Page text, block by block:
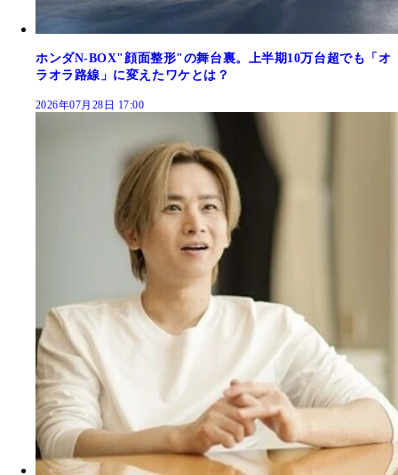
ホンダN-BOX"顔面整形"の舞台裏。上半期10万台超でも「オ
ラオラ路線」に変えたワケとは？
2026年07月28日 17:00